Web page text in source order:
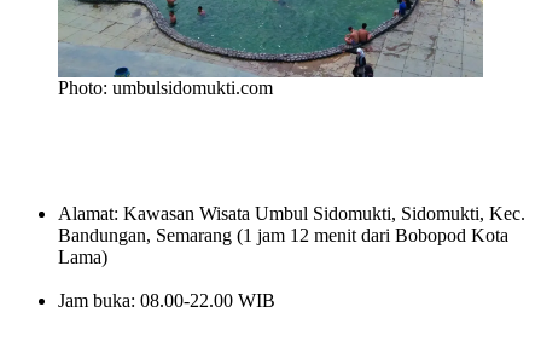
Photo: umbulsidomukti.com
Alamat: Kawasan Wisata Umbul Sidomukti, Sidomukti, Kec.
Bandungan, Semarang (1 jam 12 menit dari Bobopod Kota
Lama)
Jam buka: 08.00-22.00 WIB